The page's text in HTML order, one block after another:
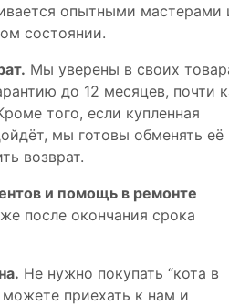
опытными мастерами
состоянии.
Мы уверены в своих
до 12 месяцев, почти
того, если купленная
мы готовы обменять её
возврат.
и помощь в ремонте
после окончания срока
Не нужно покупать “кота в
приехать к нам и